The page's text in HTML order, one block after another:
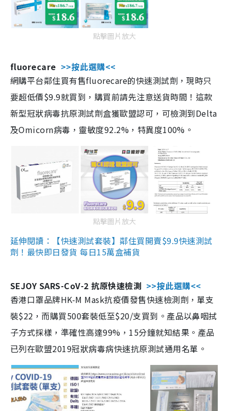
點擊圖片放大
fluorecare >>按此選購<<
網購平台鄰住買有售fluorecare的快速測試劑，現時只
要超低價$9.9就買到，購買前請先注意送貨時間！這款
新型冠狀病毒抗原測試劑盒獲歐盟認可，可檢測到Delta
及Omicorn病毒，靈敏度92.2%，特異度100%。
點擊圖片放大
延伸閱讀：【快速測試套裝】鄰住買開賣$9.9快速測試
劑！最快即日發貨 每日15萬盒補貨
SEJOY SARS-CoV-2 抗原快速檢測 >>按此選購<<
香港口罩品牌HK-M Mask抗疫價發售快速檢測劑，單支
裝$22，而購買500套裝低至$20/支買到。產品以鼻咽拭
子方式採樣，準確性高達99%，15分鐘就知結果。產品
已列在歐盟2019冠狀病毒病快速抗原測試通用名單。